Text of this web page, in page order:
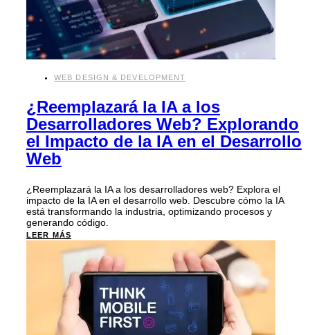
WEB DESIGN & DEVELOPMENT
¿Reemplazará la IA a los
Desarrolladores Web? Explorando
el Impacto de la IA en el Desarrollo
Web
¿Reemplazará la IA a los desarrolladores web? Explora el
impacto de la IA en el desarrollo web. Descubre cómo la IA
está transformando la industria, optimizando procesos y
generando código.
LEER MÁS